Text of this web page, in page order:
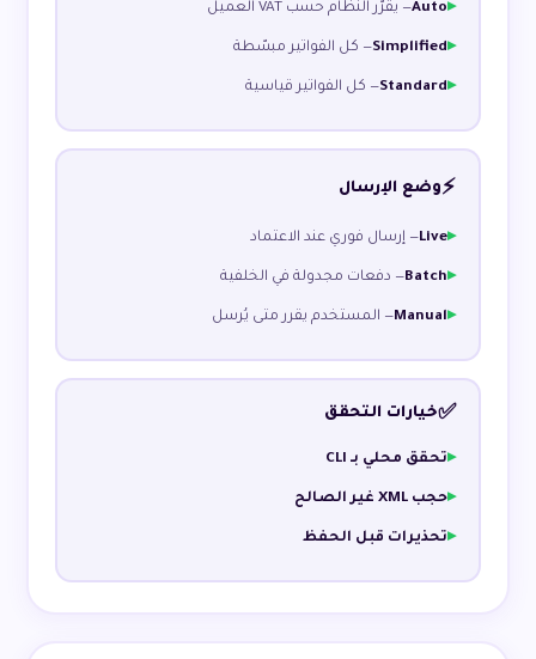
Auto— يقرّر النظام حسب VAT العميل
Simplified— كل الفواتير مبسّطة
Standard— كل الفواتير قياسية
⚡وضع الإرسال
Live— إرسال فوري عند الاعتماد
Batch— دفعات مجدولة في الخلفية
Manual— المستخدم يقرر متى يُرسل
✅خيارات التحقق
تحقق محلي بـ CLI
حجب XML غير الصالح
تحذيرات قبل الحفظ